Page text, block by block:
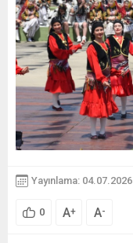
Yayınlama: 04.07.2026
0 A+ A-